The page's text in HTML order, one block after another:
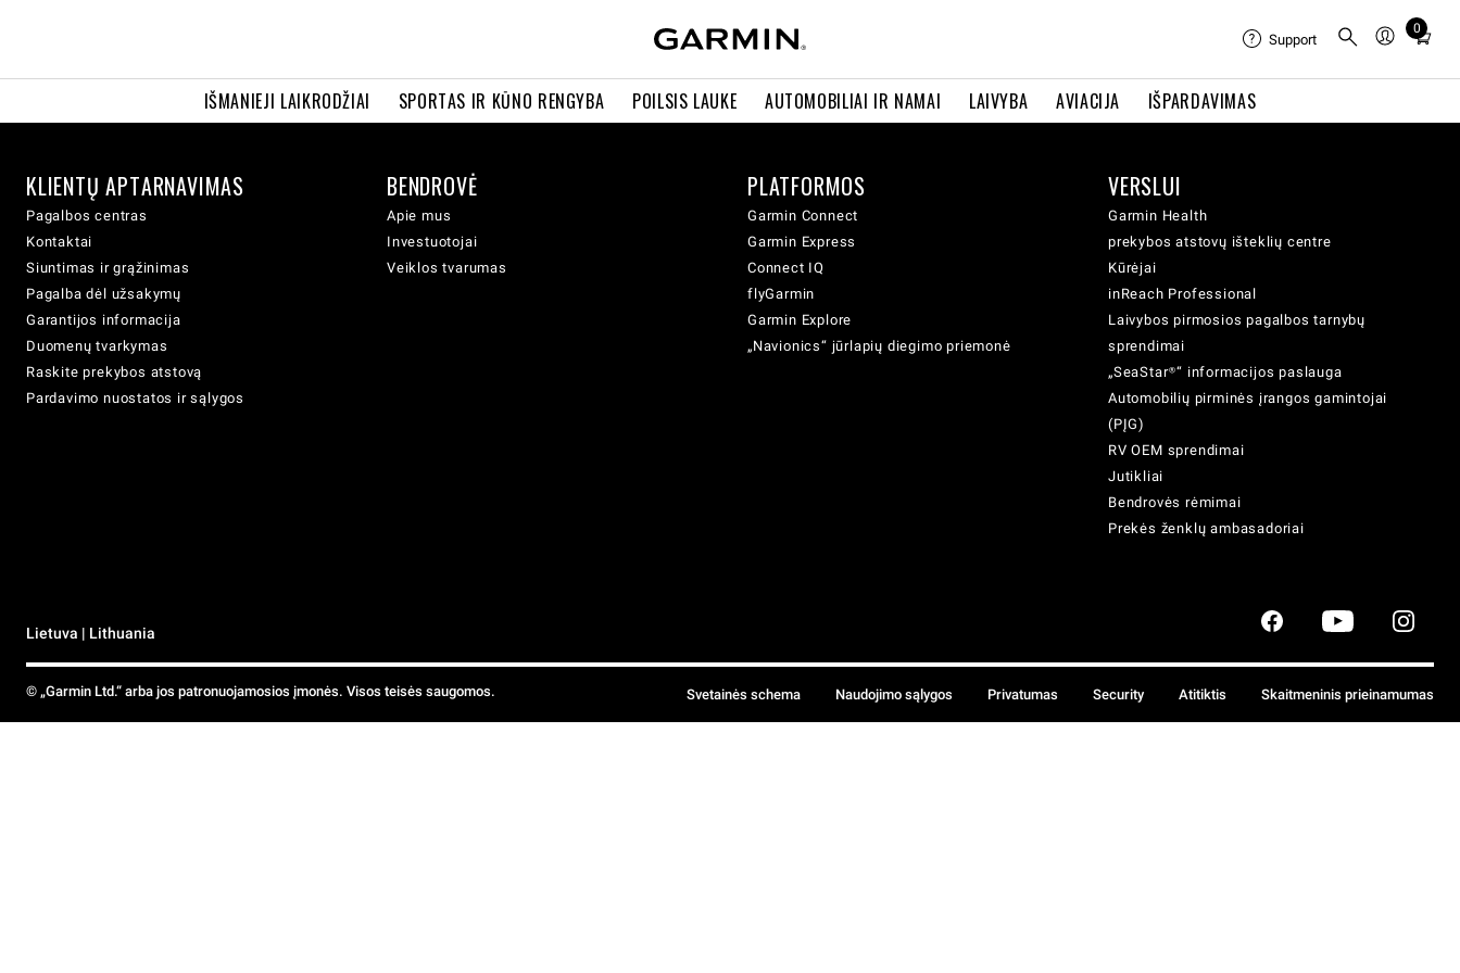
IŠMANIEJI LAIKRODŽIAI SPORTAS IR KŪNO RENGYBA POILSIS LAUKE AUTOMOBILIAI IR NAMAI LAIVYBA AVIACIJA IŠPARDAVIMAS
Support
0
Total
cart:
KLIENTŲ APTARNAVIMAS
Pagalbos centras
Kontaktai
Siuntimas ir grąžinimas
Pagalba dėl užsakymų
Garantijos informacija
Duomenų tvarkymas
Raskite prekybos atstovą
Pardavimo nuostatos ir sąlygos
BENDROVĖ
Apie mus
Investuotojai
Veiklos tvarumas
PLATFORMOS
Garmin Connect
Garmin Express
Connect IQ
flyGarmin
Garmin Explore
„Navionics“ jūrlapių diegimo priemonė
VERSLUI
Garmin Health
prekybos atstovų išteklių centre
Kūrėjai
inReach Professional
Laivybos pirmosios pagalbos tarnybų
sprendimai
„SeaStar®“ informacijos paslauga
Automobilių pirminės įrangos gamintojai
(PĮG)
RV OEM sprendimai
Jutikliai
Bendrovės rėmimai
Prekės ženklų ambasadoriai
Lietuva | Lithuania
© „Garmin Ltd.“ arba jos patronuojamosios įmonės. Visos teisės saugomos. Svetainės schema Naudojimo sąlygos Privatumas Security Atitiktis Skaitmeninis prieinamumas